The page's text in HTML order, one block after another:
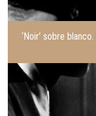
‘Noir’ sobre